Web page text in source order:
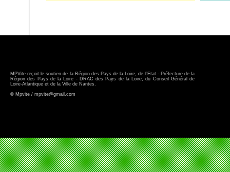
MPVite reçoit le soutien de la Région des Pays de la Loire, de l’Etat - Préfecture de la
Région des Pays de la Loire - DRAC des Pays de la Loire, du Conseil Général de
Loire-Atlantique et de la Ville de Nantes.
© Mpvite / mpvite@gmail.com